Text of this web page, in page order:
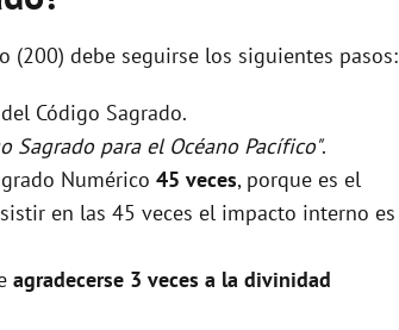
(200) debe seguirse los siguientes pasos:
del Código Sagrado.
Sagrado para el Océano Pacífico".
Numérico 45 veces, porque es el
en las 45 veces el impacto interno es
agradecerse 3 veces a la divinidad